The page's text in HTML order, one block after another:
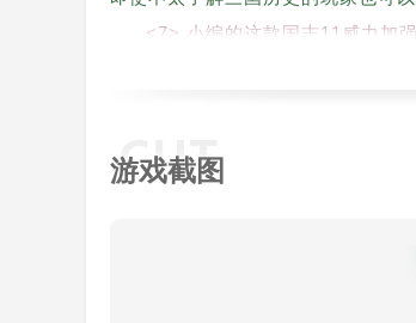
<7> 小编的这款国志11威力加
<8> 喜欢这款三国战争策略游
<9> 武将的官职主要依靠功绩
外，还包括生产建筑兵舍、马厩、
游戏截图